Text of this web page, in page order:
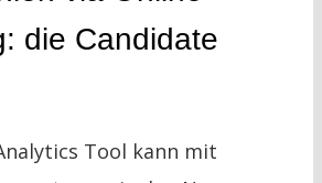
die Candidate
Tool kann mit